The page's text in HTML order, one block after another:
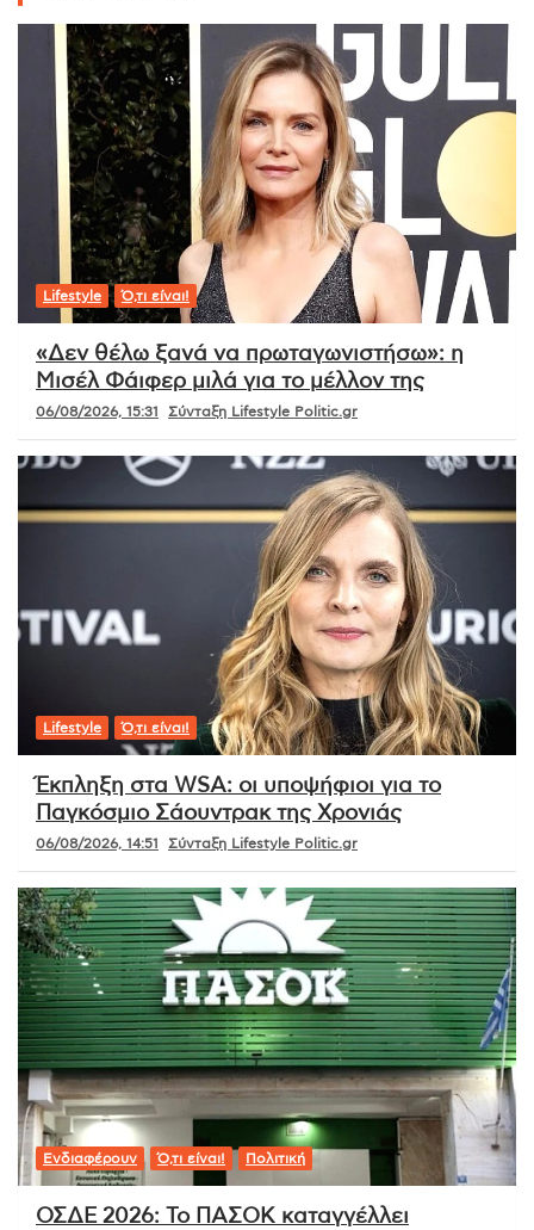
Lifestyle Ό,τι είναι!
«Δεν θέλω ξανά να πρωταγωνιστήσω»: η
Μισέλ Φάιφερ μιλά για το μέλλον της
06/08/2026, 15:31 Σύνταξη Lifestyle Politic.gr
Lifestyle Ό,τι είναι!
Έκπληξη στα WSA: οι υποψήφιοι για το
Παγκόσμιο Σάουντρακ της Χρονιάς
06/08/2026, 14:51 Σύνταξη Lifestyle Politic.gr
Ενδιαφέρουν Ό,τι είναι! Πολιτική
ΟΣΔΕ 2026: Το ΠΑΣΟΚ καταγγέλλει